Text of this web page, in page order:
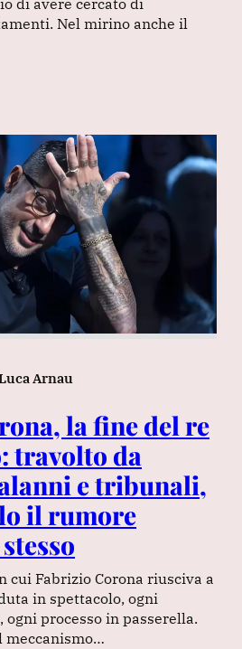
Nel mirino anche il
Arnau
la fine del re
travolto da
e tribunali,
il rumore
cui Fabrizio Corona riusciva a
in spettacolo, ogni
processo in passerella.
meccanismo…